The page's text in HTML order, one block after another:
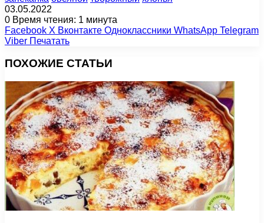
03.05.2022
0 Время чтения: 1 минута
Facebook X Вконтакте Одноклассники WhatsApp Telegram
Viber Печатать
ПОХОЖИЕ СТАТЬИ